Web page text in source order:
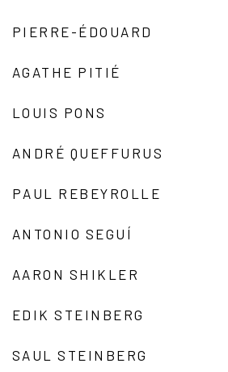
PIERRE-ÉDOUARD
AGATHE PITIÉ
LOUIS PONS
ANDRÉ QUEFFURUS
PAUL REBEYROLLE
ANTONIO SEGUÍ
AARON SHIKLER
EDIK STEINBERG
SAUL STEINBERG